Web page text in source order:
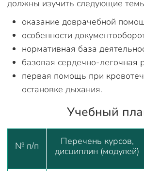
должны изучить следующие
оказание доврачебной
особенности
нормативная база
базовая сердечно-легочная
первая помощь при
остановке дыхания.
Учебный
№ п/п
Перечень курсов,
дисциплин (модулей)